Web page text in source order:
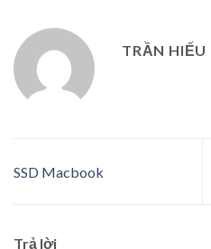
TRẦN HIẾU
SSD Macbook
Trả lời